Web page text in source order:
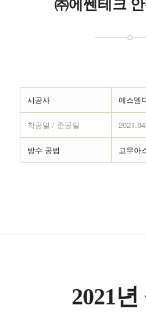
㈜에쎈테크
시공사 에스엠
착공일 / 준공일
방수 공법 고무아
2021년